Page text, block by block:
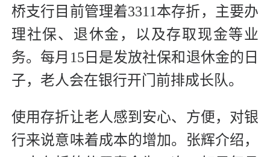
桥支行目前管理着3311本存折，主要办
理社保、退休金，以及存取现金等业
务。每月15日是发放社保和退休金的日
子，老人会在银行开门前排成长队。
使用存折让老人感到安心、方便，对银
行来说意味着成本的增加。张辉介绍，